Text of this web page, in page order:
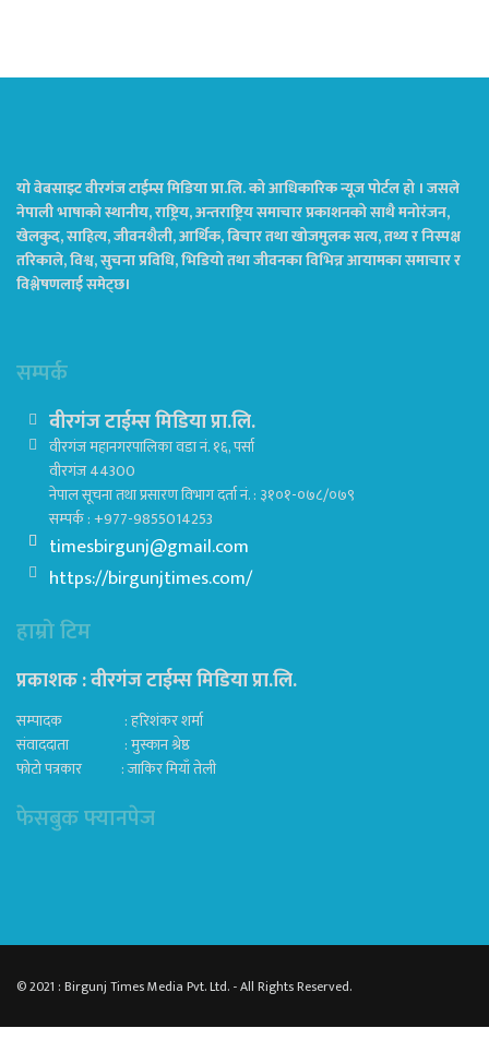
यो वेबसाइट वीरगंज टाईम्स मिडिया प्रा.लि. को आधिकारिक न्यूज पोर्टल हो । जसले
नेपाली भाषाको स्थानीय, राष्ट्रिय, अन्तराष्ट्रिय समाचार प्रकाशनको साथै मनोरंजन,
खेलकुद, साहित्य, जीवनशैली, आर्थिक, बिचार तथा खोजमुलक सत्य, तथ्य र निस्पक्ष
तरिकाले, विश्व, सुचना प्रविधि, भिडियो तथा जीवनका विभिन्न आयामका समाचार र
विश्लेषणलाई समेट्छ।
सम्पर्क
वीरगंज टाईम्स मिडिया प्रा.लि.
वीरगंज महानगरपालिका वडा नं. १६, पर्सा
वीरगंज 44300
नेपाल सूचना तथा प्रसारण विभाग दर्ता नं. : ३१०१-०७८/०७९
सम्पर्क : +977-9855014253
timesbirgunj@gmail.com
https://birgunjtimes.com/
हाम्रो टिम
प्रकाशक : वीरगंज टाईम्स मिडिया प्रा‍.लि.
सम्पादक : हरिशंकर शर्मा
संवाददाता : मुस्कान श्रेष्ठ
फोटो पत्रकार : जाकिर मियाँ तेली
फेसबुक फ्यानपेज
© 2021 : Birgunj Times Media Pvt. Ltd. - All Rights Reserved.